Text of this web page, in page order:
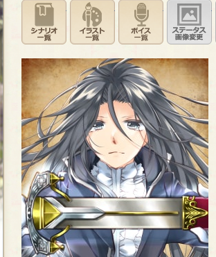
シナリオ一覧イラスト一覧ボイス一覧